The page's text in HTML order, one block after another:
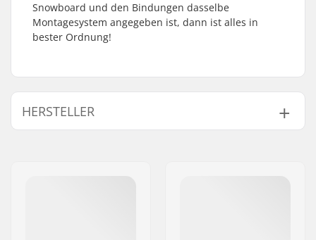
Snowboard und den Bindungen dasselbe
Montagesystem angegeben ist, dann ist alles in
bester Ordnung!
HERSTELLER